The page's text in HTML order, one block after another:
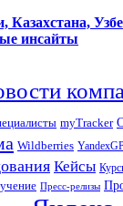
инсайты
myTracker
Wildberries
Кейсы
Пресс-релизы